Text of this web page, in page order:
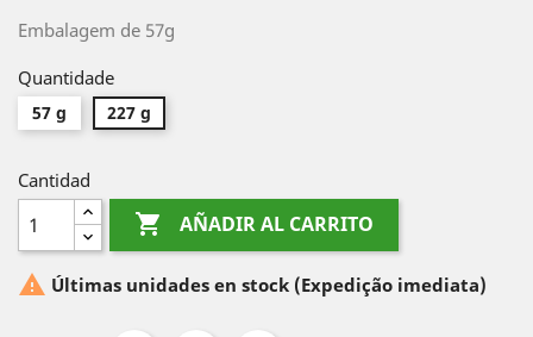
Embalagem de 57g
Quantidade
57 g 227 g
Cantidad
 AÑADIR AL CARRITO
 Últimas unidades en stock (Expedição imediata)